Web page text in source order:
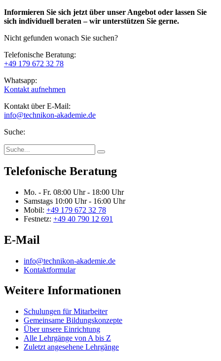
Informieren Sie sich jetzt über unser Angebot oder lassen Sie
sich individuell beraten – wir unterstützen Sie gerne.
Nicht gefunden wonach Sie suchen?
Telefonische Beratung:
+49 179 672 32 78
Whatsapp:
Kontakt aufnehmen
Kontakt über E-Mail:
info@technikon-akademie.de
Suche:
Telefonische Beratung
Mo. - Fr. 08:00 Uhr - 18:00 Uhr
Samstags 10:00 Uhr - 16:00 Uhr
Mobil: +49 179 672 32 78
Festnetz: +49 40 790 12 691
E-Mail
info@technikon-akademie.de
Kontaktformular
Weitere Informationen
Schulungen für Mitarbeiter
Gemeinsame Bildungskonzepte
Über unsere Einrichtung
Alle Lehrgänge von A bis Z
Zuletzt angesehene Lehrgänge